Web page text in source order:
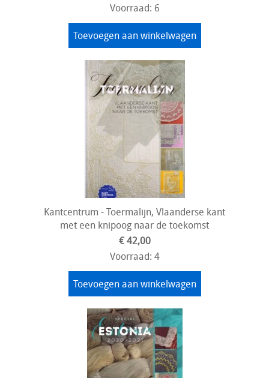
Voorraad: 6
Toevoegen aan winkelwagen
Kantcentrum - Toermalijn, Vlaanderse kant
met een knipoog naar de toekomst
€ 42,00
Voorraad: 4
Toevoegen aan winkelwagen